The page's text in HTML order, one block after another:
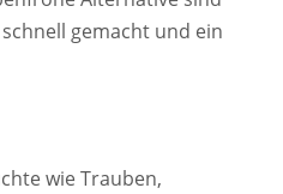
gemacht und ein
wie Trauben,